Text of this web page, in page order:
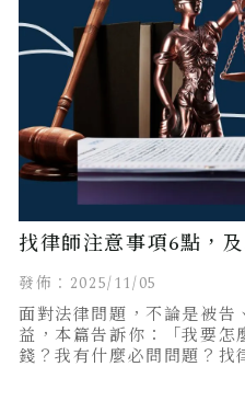
找律師注意事項6點，
發佈：2025/11/05
面對法律問題，不論是被
益，本篇告訴你：「我要怎
錢？我有什麼必問問題？找